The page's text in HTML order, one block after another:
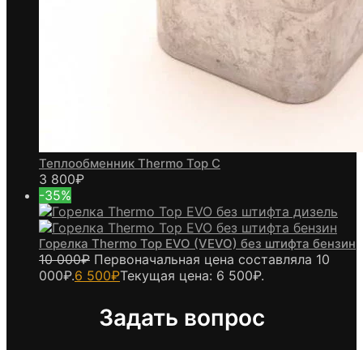
Теплообменник Thermo Top C
3 800₽
-35%
Горелка Thermo Top EVO (VEVO) без штифта бензин
10 000₽ Первоначальная цена составляла 10
000₽.6 500₽Текущая цена: 6 500₽.
Задать вопрос